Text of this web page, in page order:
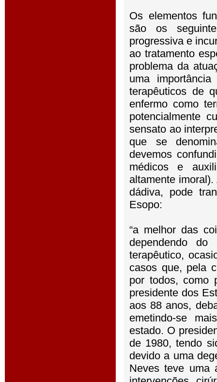
Os elementos
são os
progressiva e
ao tratamento
problema da
uma
terapêuticos de
enfermo como
potencialmente
sensato ao
que se
devemos
médicos e
altamente
dádiva, pode
Esopo:
“a melhor das
dependendo do
terapêutico,
casos que, pela
por todos, como
presidente dos
aos 88 anos,
emetindo-se
estado. O
de 1980, tendo
devido a uma
Neves teve uma